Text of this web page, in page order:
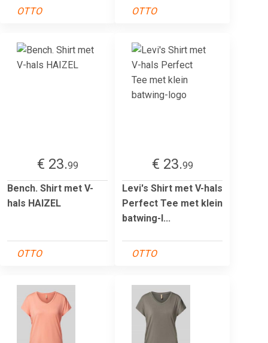
OTTO OTTO
€ 23.99
Bench. Shirt met V-
hals HAIZEL
OTTO
€ 23.99
Levi's Shirt met V-hals
Perfect Tee met klein
batwing-l...
OTTO